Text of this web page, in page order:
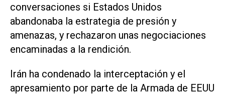
conversaciones si Estados Unidos
abandonaba la estrategia de presión y
amenazas, y rechazaron unas negociaciones
encaminadas a la rendición.
Irán ha condenado la interceptación y el
apresamiento por parte de la Armada de EEUU